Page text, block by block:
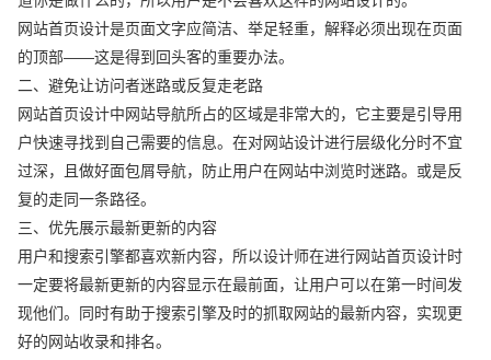
网站首页设计是页面文字应简洁、举足轻重，解释必须出现在页面
的顶部——这是得到回头客的重要办法。
二、避免让访问者迷路或反复走老路
网站首页设计中网站导航所占的区域是非常大的，它主要是引导用
户快速寻找到自己需要的信息。在对网站设计进行层级化分时不宜
过深，且做好面包屑导航，防止用户在网站中浏览时迷路。或是反
复的走同一条路径。
三、优先展示最新更新的内容
用户和搜索引擎都喜欢新内容，所以设计师在进行网站首页设计时
一定要将最新更新的内容显示在最前面，让用户可以在第一时间发
现他们。同时有助于搜索引擎及时的抓取网站的最新内容，实现更
好的网站收录和排名。